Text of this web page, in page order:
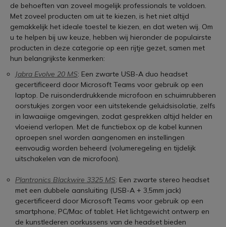
de behoeften van zoveel mogelijk professionals te voldoen.
Met zoveel producten om uit te kiezen, is het niet altijd
gemakkelijk het ideale toestel te kiezen, en dat weten wij. Om
u te helpen bij uw keuze, hebben wij hieronder de populairste
producten in deze categorie op een rijtje gezet, samen met
hun belangrijkste kenmerken:
Jabra Evolve 20 MS: Een zwarte USB-A duo headset
gecertificeerd door Microsoft Teams voor gebruik op een
laptop. De ruisonderdrukkende microfoon en schuimrubberen
oorstukjes zorgen voor een uitstekende geluidsisolatie, zelfs
in lawaaiige omgevingen, zodat gesprekken altijd helder en
vloeiend verlopen. Met de functiebox op de kabel kunnen
oproepen snel worden aangenomen en instellingen
eenvoudig worden beheerd (volumeregeling en tijdelijk
uitschakelen van de microfoon).
Plantronics Blackwire 3325 MS: Een zwarte stereo headset
met een dubbele aansluiting (USB-A + 3,5mm jack)
gecertificeerd door Microsoft Teams voor gebruik op een
smartphone, PC/Mac of tablet. Het lichtgewicht ontwerp en
de kunstlederen oorkussens van de headset bieden